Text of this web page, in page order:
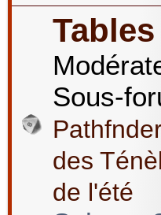
Sous-
des
de l'été